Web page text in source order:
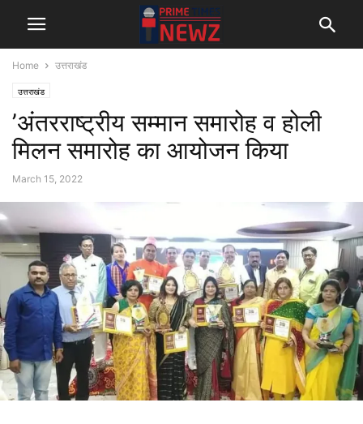
Home उत्तराखंड
उत्तराखंड
’अंतरराष्ट्रीय सम्मान समारोह व होली
मिलन समारोह का आयोजन किया
March 15, 2022